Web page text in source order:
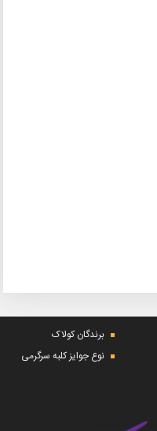
برندگان کولاک
نوع جوایز کلبه سرگرمی